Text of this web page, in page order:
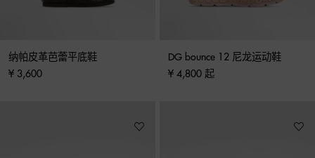
纳帕皮革芭蕾平底鞋
¥ 3,600
DG bounce 12 尼龙运动鞋
¥ 4,800 起